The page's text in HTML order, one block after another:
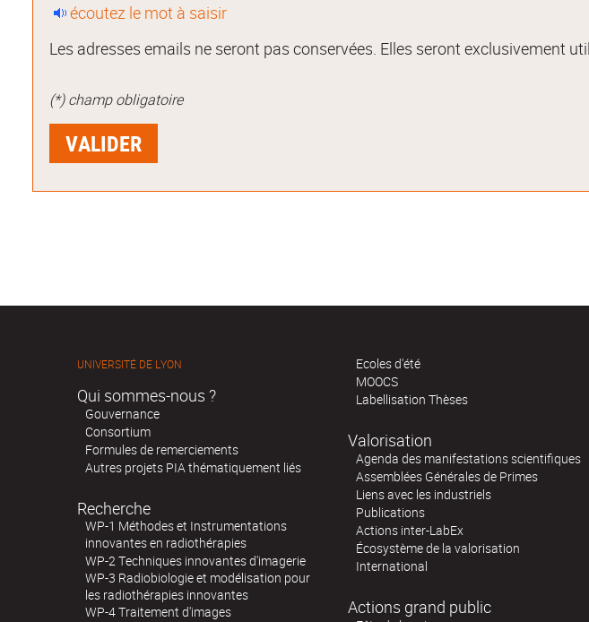
écoutez le mot à saisir
Les adresses emails ne seront pas conservées. Elles seront exclusivement
(*) champ obligatoire
UNIVERSITÉ DE LYON
Qui sommes-nous ?
Gouvernance
Consortium
Formules de remerciements
Autres projets PIA thématiquement liés
Recherche
WP-1 Méthodes et Instrumentations
innovantes en radiothérapies
WP-2 Techniques innovantes d'imagerie
WP-3 Radiobiologie et modélisation pour
les radiothérapies innovantes
WP-4 Traitement d'images
Ecoles d'été
MOOCS
Labellisation Thèses
Valorisation
Agenda des manifestations scientifiques
Assemblées Générales de Primes
Liens avec les industriels
Publications
Actions inter-LabEx
Écosystème de la valorisation
International
Actions grand public